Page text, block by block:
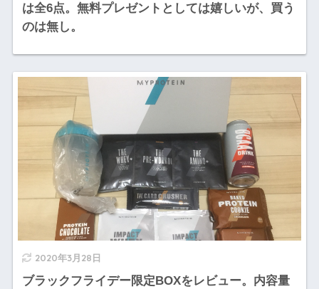
は全6点。無料プレゼントとしては嬉しいが、買う
のは無し。
2020年3月28日
ブラックフライデー限定BOXをレビュー。内容量